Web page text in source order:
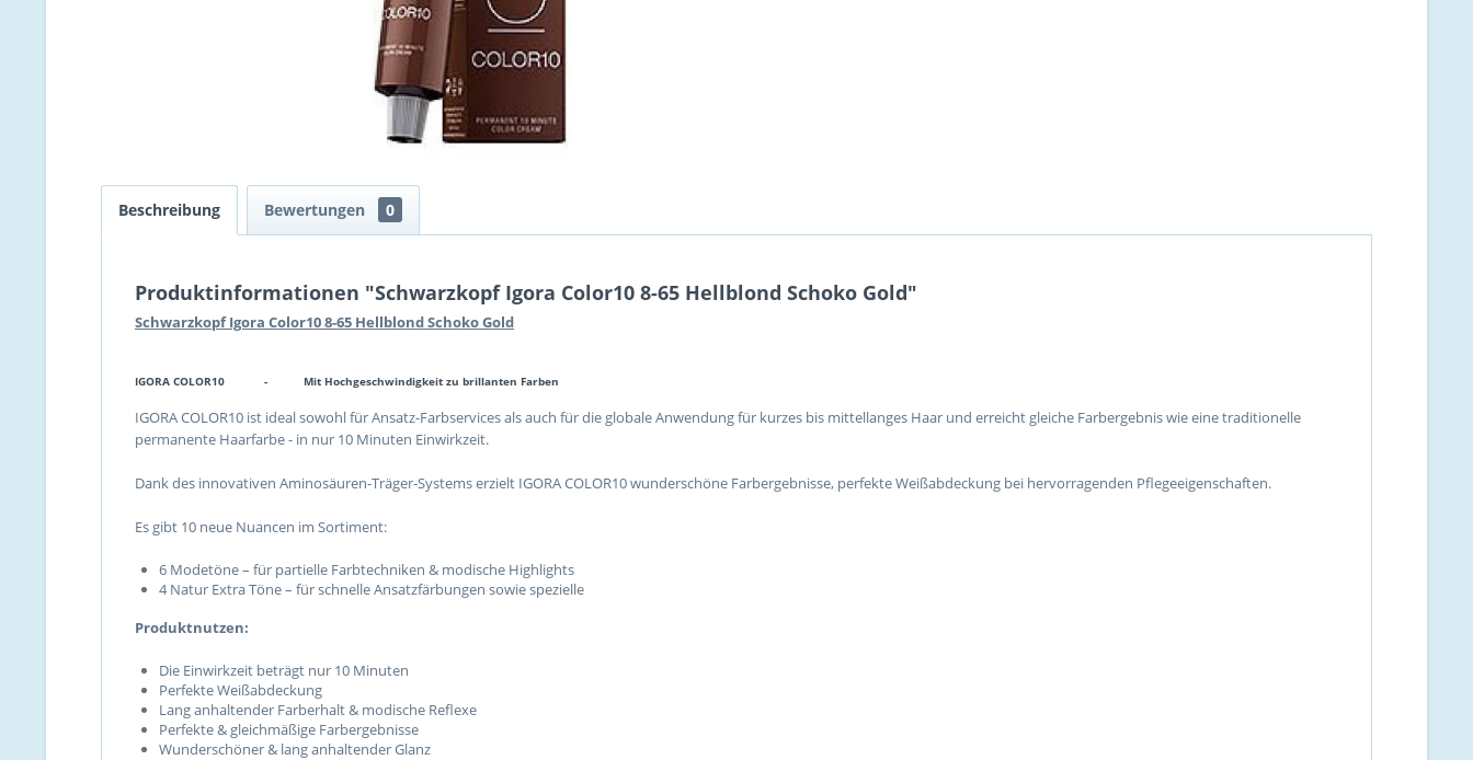
Beschreibung Bewertungen 0
Produktinformationen "Schwarzkopf Igora Color10 8-65 Hellblond Schoko Gold"
Schwarzkopf Igora Color10 8-65 Hellblond Schoko Gold
IGORA COLOR10 - Mit Hochgeschwindigkeit zu brillanten Farben
IGORA COLOR10 ist ideal sowohl für Ansatz-Farbservices als auch für die globale Anwendung für kurzes bis mittellanges Haar und erreicht gleiche Farbergebnis wie eine traditionelle
permanente Haarfarbe - in nur 10 Minuten Einwirkzeit.
Dank des innovativen Aminosäuren-Träger-Systems erzielt IGORA COLOR10 wunderschöne Farbergebnisse, perfekte Weißabdeckung bei hervorragenden Pflegeeigenschaften.
Es gibt 10 neue Nuancen im Sortiment:
6 Modetöne – für partielle Farbtechniken & modische Highlights
4 Natur Extra Töne – für schnelle Ansatzfärbungen sowie spezielle
Produktnutzen:
Die Einwirkzeit beträgt nur 10 Minuten
Perfekte Weißabdeckung
Lang anhaltender Farberhalt & modische Reflexe
Perfekte & gleichmäßige Farbergebnisse
Wunderschöner & lang anhaltender Glanz